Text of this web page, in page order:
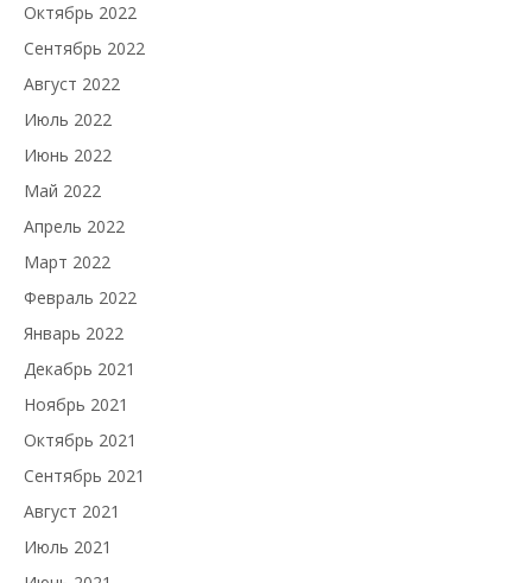
Октябрь 2022
Сентябрь 2022
Август 2022
Июль 2022
Июнь 2022
Май 2022
Апрель 2022
Март 2022
Февраль 2022
Январь 2022
Декабрь 2021
Ноябрь 2021
Октябрь 2021
Сентябрь 2021
Август 2021
Июль 2021